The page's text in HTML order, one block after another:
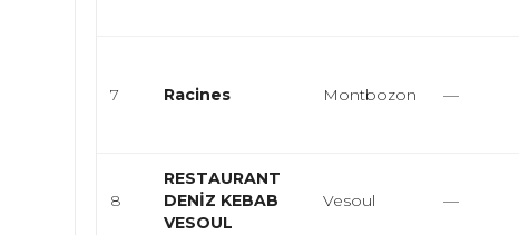
7 Racines Montbozon —
8
RESTAURANT
DENİZ KEBAB
VESOUL
Vesoul —